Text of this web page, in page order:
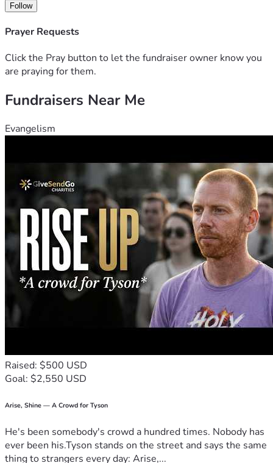
Follow
Prayer Requests
Click the Pray button to let the fundraiser owner know you
are praying for them.
Fundraisers Near Me
Evangelism
Raised: $500 USD
Goal: $2,550 USD
Arise, Shine — A Crowd for Tyson
He's been somebody's crowd a hundred times. Nobody has
ever been his.Tyson stands on the street and says the same
thing to strangers every day: Arise,...